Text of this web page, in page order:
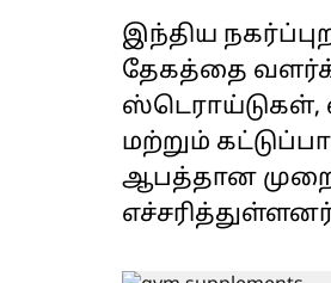
இந்திய
தேகத்தை
ஸ்டெராய்டுகள்,
மற்றும்
ஆபத்தான